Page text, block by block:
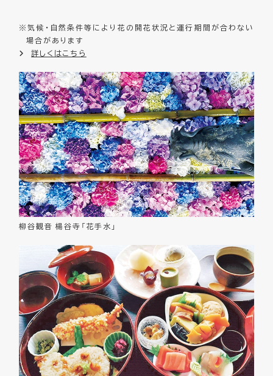
※気候・自然条件等により花の開花状況と運行期間が合わない
場合があります
詳しくはこちら
柳谷観音 楊谷寺「花手水」